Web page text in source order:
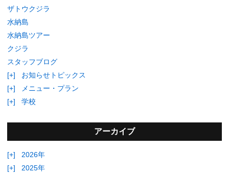
ザトウクジラ
水納島
水納島ツアー
クジラ
スタッフブログ
[+]
お知らせトピックス
[+]
メニュー・プラン
[+]
学校
アーカイブ
[+]
2026年
[+]
2025年